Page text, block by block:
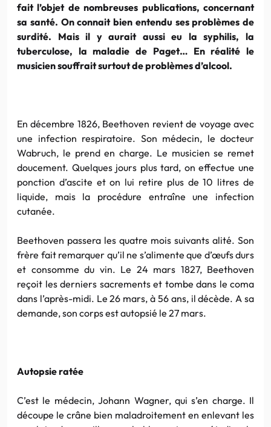
fait l’objet de nombreuses publications, concernant
sa santé. On connait bien entendu ses problèmes de
surdité. Mais il y aurait aussi eu la syphilis, la
tuberculose, la maladie de Paget… En réalité le
musicien souffrait surtout de problèmes d’alcool.
En décembre 1826, Beethoven revient de voyage avec
une infection respiratoire. Son médecin, le docteur
Wabruch, le prend en charge. Le musicien se remet
doucement. Quelques jours plus tard, on effectue une
ponction d’ascite et on lui retire plus de 10 litres de
liquide, mais la procédure entraîne une infection
cutanée.
Beethoven passera les quatre mois suivants alité. Son
frère fait remarquer qu’il ne s’alimente que d’œufs durs
et consomme du vin. Le 24 mars 1827, Beethoven
reçoit les derniers sacrements et tombe dans le coma
dans l’après-midi. Le 26 mars, à 56 ans, il décède. A sa
demande, son corps est autopsié le 27 mars.
Autopsie ratée
C’est le médecin, Johann Wagner, qui s’en charge. Il
découpe le crâne bien maladroitement en enlevant les